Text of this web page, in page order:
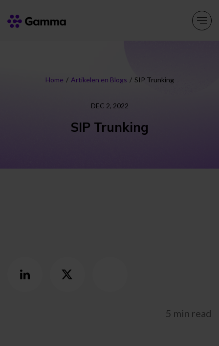
Home / Artikelen en Blogs / SIP Trunking
DEC 2, 2022
SIP Trunking
5 min read